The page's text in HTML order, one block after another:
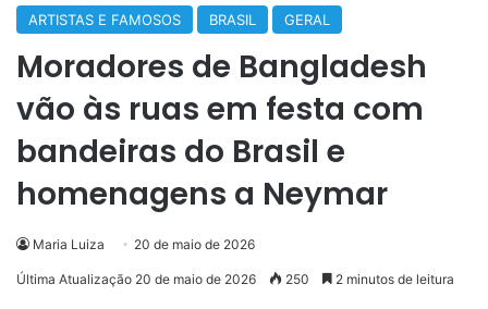
ARTISTAS E FAMOSOS BRASIL GERAL
Moradores de Bangladesh
vão às ruas em festa com
bandeiras do Brasil e
homenagens a Neymar
Maria Luiza 20 de maio de 2026
Última Atualização 20 de maio de 2026 250 2 minutos de leitura